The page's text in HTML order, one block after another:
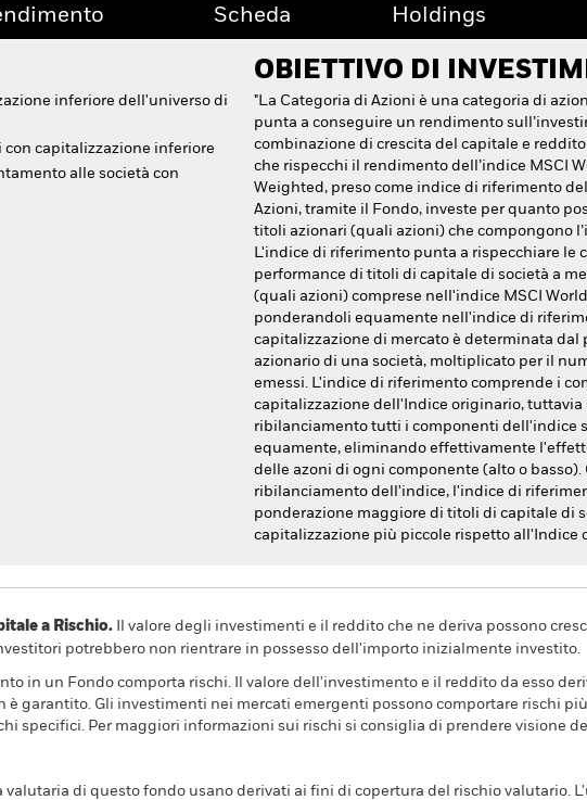
Scheda Holdings
inferiore dell'universo di
capitalizzazione inferiore
alle società con
OBIETTIVO DI
"La Categoria di Azioni è una categoria di
punta a conseguire un rendimento
combinazione di crescita del capitale e
che rispecchi il rendimento dell’indice MSCI
Weighted, preso come indice di riferimento
Azioni, tramite il Fondo, investe per quanto
titoli azionari (quali azioni) che compongono
L'indice di riferimento punta a rispecchiare le
performance di titoli di capitale di società a
(quali azioni) comprese nell'indice MSCI
ponderandoli equamente nell'indice di
capitalizzazione di mercato è determinata dal
azionario di una società, moltiplicato per il
emessi. L'indice di riferimento comprende i
capitalizzazione dell'Indice originario, tuttavia
ribilanciamento tutti i componenti dell'indice
equamente, eliminando effettivamente
delle azoni di ogni componente (alto o basso).
ribilanciamento dell'indice, l'indice di
ponderazione maggiore di titoli di capitale di
capitalizzazione più piccole rispetto all'Indice
a Rischio. Il valore degli investimenti e il reddito che ne deriva possono
potrebbero non rientrare in possesso dell'importo inizialmente investito.
in un Fondo comporta rischi. Il valore dell'investimento e il reddito da esso
garantito. Gli investimenti nei mercati emergenti possono comportare rischi
specifici. Per maggiori informazioni sui rischi si consiglia di prendere visione
valutaria di questo fondo usano derivati ai fini di copertura del rischio valutario.